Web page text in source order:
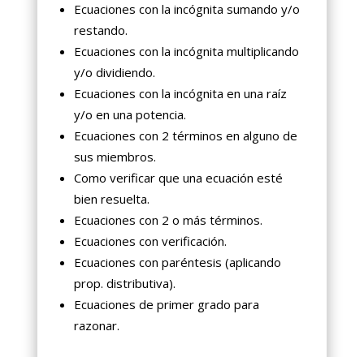
Ecuaciones con la incógnita sumando y/o
restando.
Ecuaciones con la incógnita multiplicando
y/o dividiendo.
Ecuaciones con la incógnita en una raíz
y/o en una potencia.
Ecuaciones con 2 términos en alguno de
sus miembros.
Como verificar que una ecuación esté
bien resuelta.
Ecuaciones con 2 o más términos.
Ecuaciones con verificación.
Ecuaciones con paréntesis (aplicando
prop. distributiva).
Ecuaciones de primer grado para
razonar.